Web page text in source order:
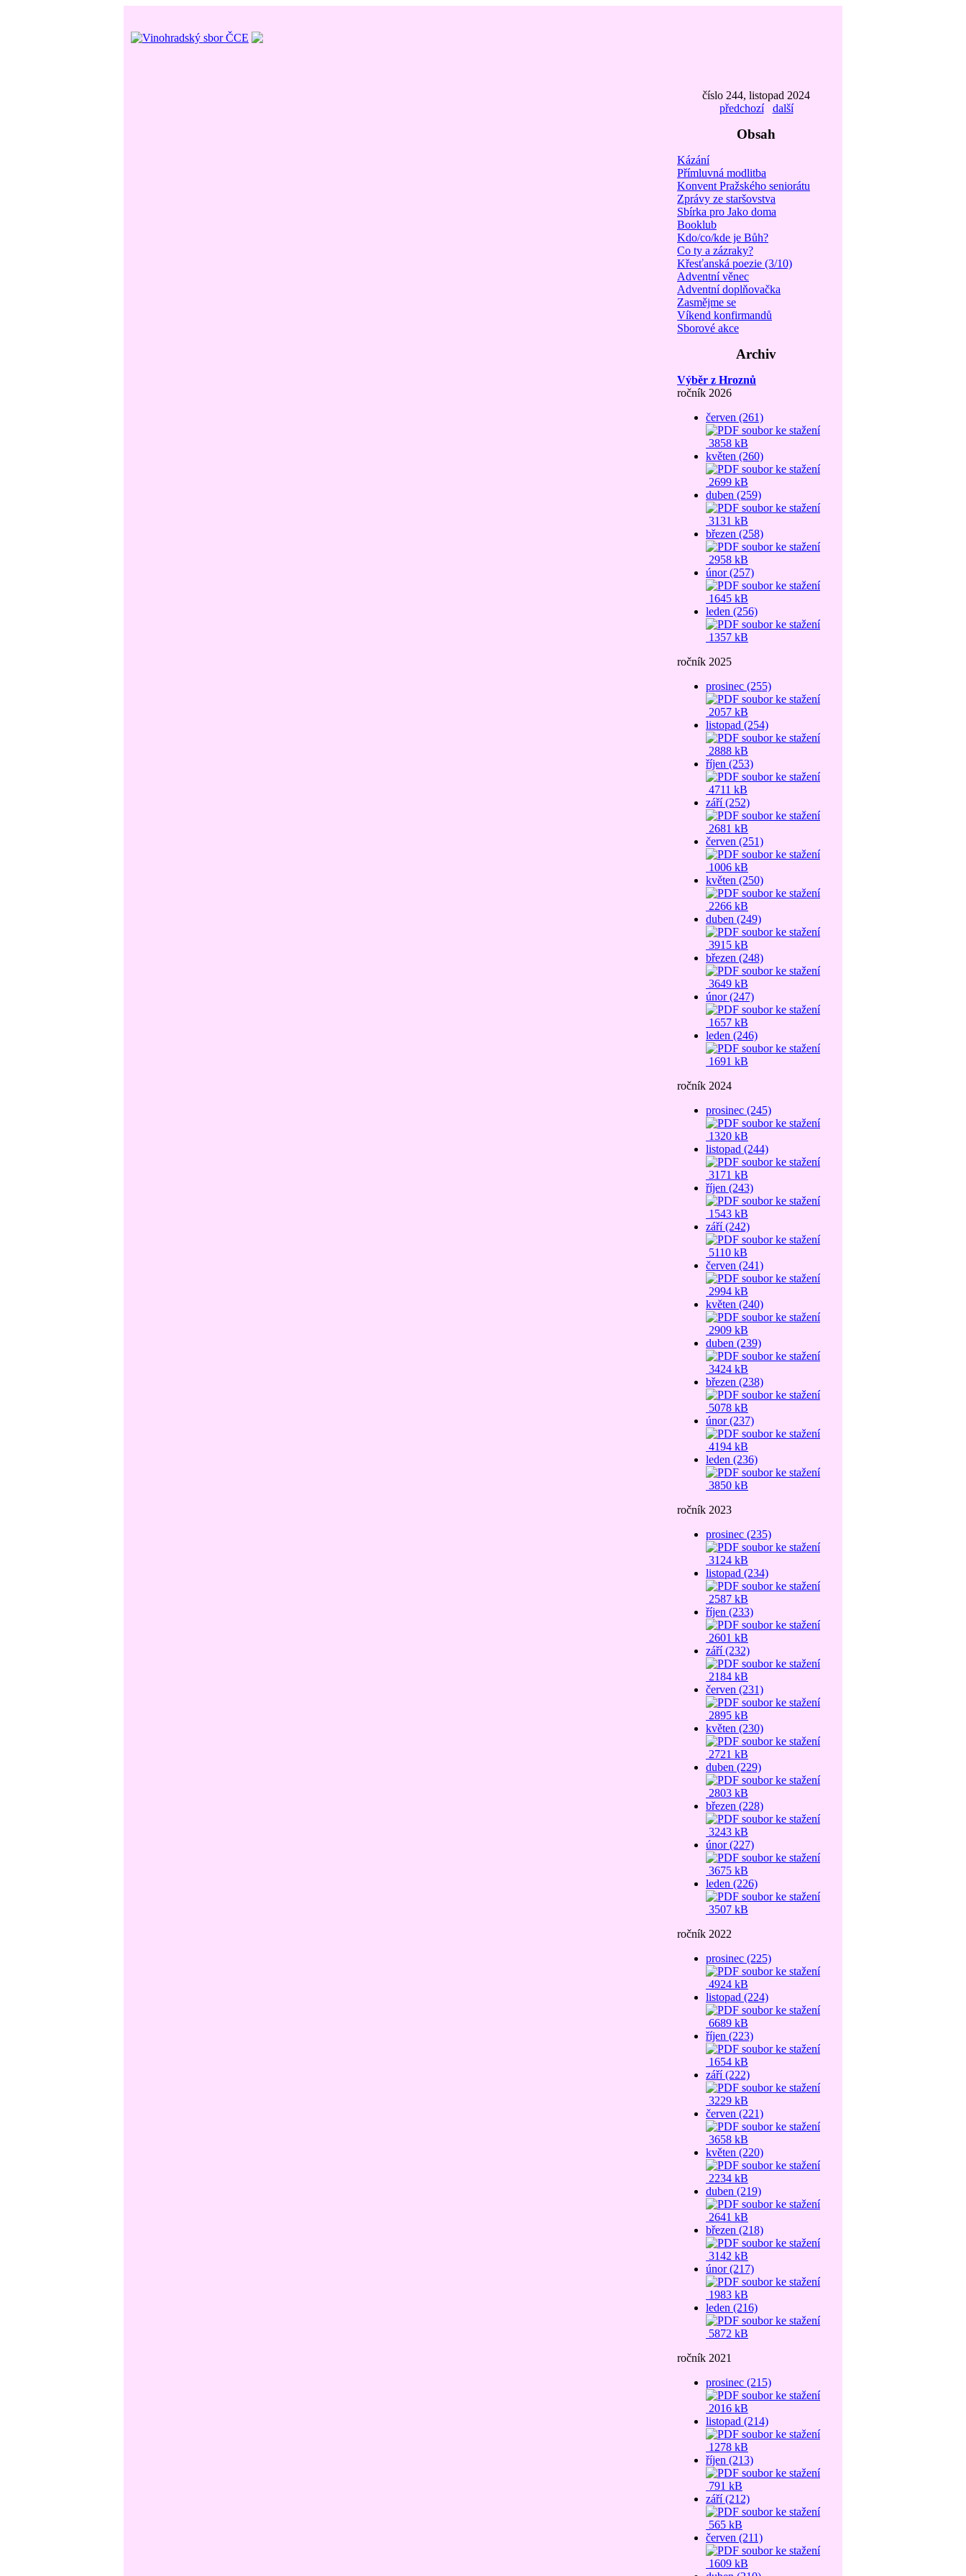
číslo 244, listopad 2024
předchozí
další
Obsah
Kázání
Přímluvná modlitba
Konvent Pražského seniorátu
Zprávy ze staršovstva
Sbírka pro Jako doma
Booklub
Kdo/co/kde je Bůh?
Co ty a zázraky?
Křesťanská poezie (3/10)
Adventní věnec
Adventní doplňovačka
Zasmějme se
Víkend konfirmandů
Sborové akce
Archiv
Výběr z Hroznů
ročník 2026
červen (261)
3858 kB
květen (260)
2699 kB
duben (259)
3131 kB
březen (258)
2958 kB
únor (257)
1645 kB
leden (256)
1357 kB
ročník 2025
prosinec (255)
2057 kB
listopad (254)
2888 kB
říjen (253)
4711 kB
září (252)
2681 kB
červen (251)
1006 kB
květen (250)
2266 kB
duben (249)
3915 kB
březen (248)
3649 kB
únor (247)
1657 kB
leden (246)
1691 kB
ročník 2024
prosinec (245)
1320 kB
listopad (244)
3171 kB
říjen (243)
1543 kB
září (242)
5110 kB
červen (241)
2994 kB
květen (240)
2909 kB
duben (239)
3424 kB
březen (238)
5078 kB
únor (237)
4194 kB
leden (236)
3850 kB
ročník 2023
prosinec (235)
3124 kB
listopad (234)
2587 kB
říjen (233)
2601 kB
září (232)
2184 kB
červen (231)
2895 kB
květen (230)
2721 kB
duben (229)
2803 kB
březen (228)
3243 kB
únor (227)
3675 kB
leden (226)
3507 kB
ročník 2022
prosinec (225)
4924 kB
listopad (224)
6689 kB
říjen (223)
1654 kB
září (222)
3229 kB
červen (221)
3658 kB
květen (220)
2234 kB
duben (219)
2641 kB
březen (218)
3142 kB
únor (217)
1983 kB
leden (216)
5872 kB
ročník 2021
prosinec (215)
2016 kB
listopad (214)
1278 kB
říjen (213)
791 kB
září (212)
565 kB
červen (211)
1609 kB